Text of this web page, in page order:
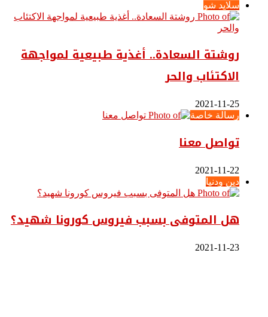
سلايد شو
روشتة السعادة.. أغذية طبيعية لمواجهة
الاكتئاب والحر
2021-11-25
رسالة خاصة
تواصل معنا
2021-11-22
دين ودنيا
هل المتوفى بسبب فيروس كورونا شهيد؟
2021-11-23